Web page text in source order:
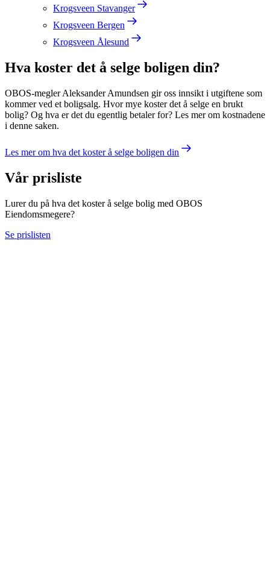
Krogsveen Stavanger
Krogsveen Bergen
Krogsveen Ålesund
Hva koster det å selge boligen din?
OBOS-megler Aleksander Amundsen gir oss innsikt i utgiftene som
kommer ved et boligsalg. Hvor mye koster det å selge en brukt
bolig? Og hva er det du egentlig betaler for? Les mer om kostnadene
i denne saken.
Les mer om hva det koster å selge boligen din
Vår prisliste
Lurer du på hva det koster å selge bolig med OBOS
Eiendomsmegere?
Se prislisten